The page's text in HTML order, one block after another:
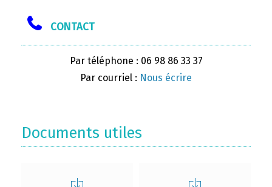
CONTACT
Par téléphone : 06 98 86 33 37
Par courriel : Nous écrire
Documents utiles